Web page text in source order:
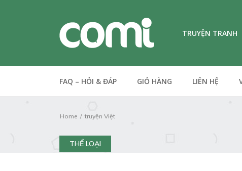
TRUYỆN TRANH
FAQ – HỎI & ĐÁP GIỎ HÀNG LIÊN HỆ
Home truyện Việt
THỂ LOẠI